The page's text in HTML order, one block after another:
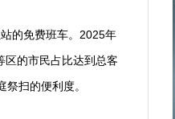
的免费班车。2025年
区的市民占比达到总客
扫的便利度。